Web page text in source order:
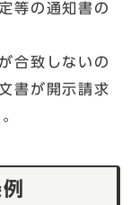
等の通知書の
合致しないの
書が開示請求